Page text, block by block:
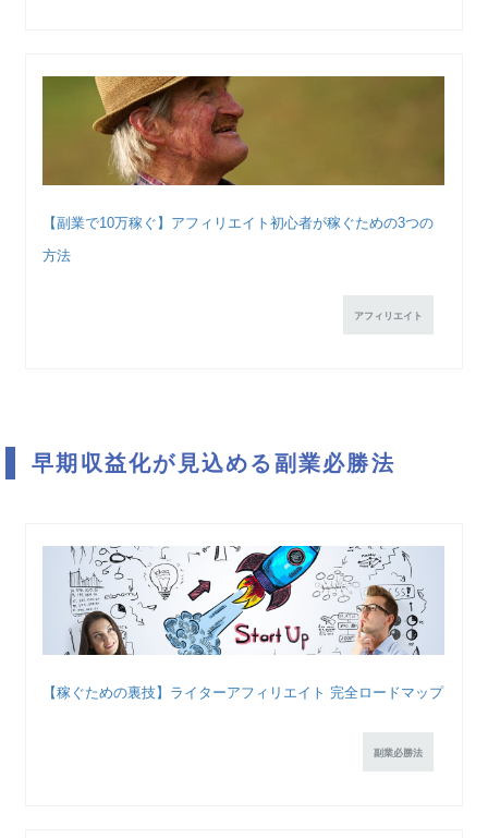
【副業で10万稼ぐ】アフィリエイト初心者が稼ぐための3つの
方法
アフィリエイト
早期収益化が見込める副業必勝法
【稼ぐための裏技】ライターアフィリエイト 完全ロードマップ
副業必勝法